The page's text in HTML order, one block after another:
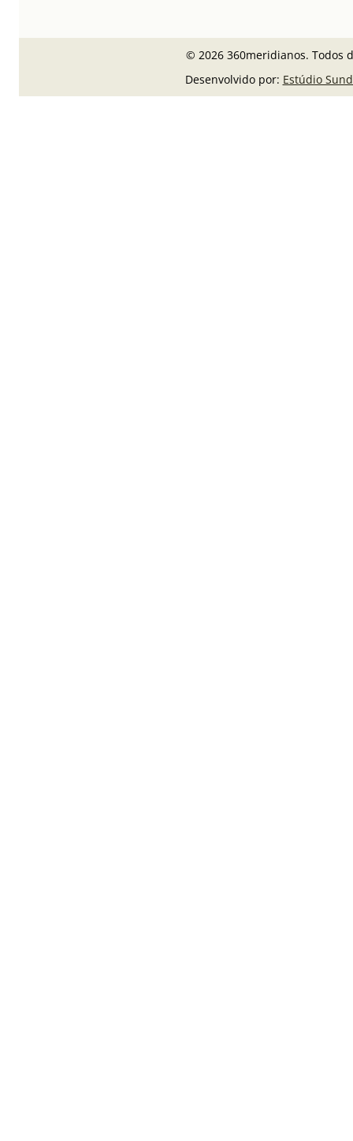
© 2026 360meridianos. Todos
Desenvolvido por: Estúdio